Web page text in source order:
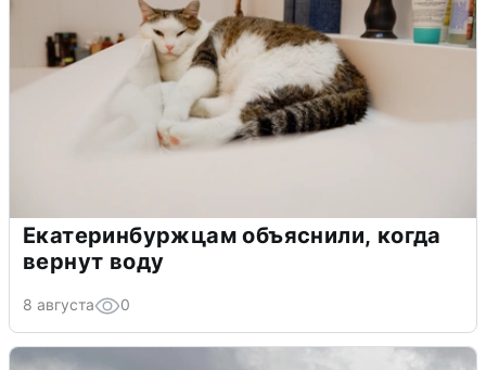
Екатеринбуржцам объяснили, когда
вернут воду
8 августа 0